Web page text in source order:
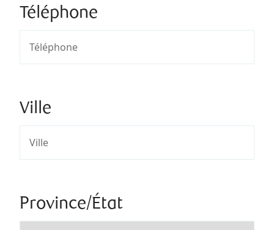
Téléphone
Ville
Province/État